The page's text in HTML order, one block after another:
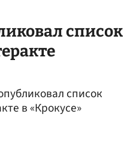
список
список
в «Крокусе»